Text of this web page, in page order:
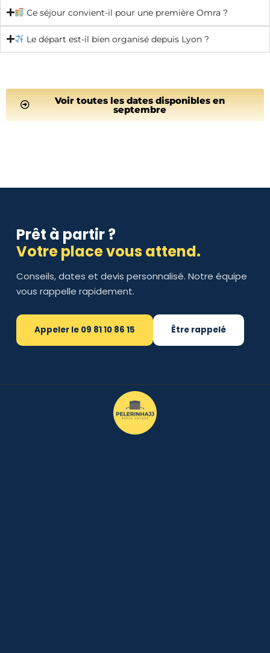
Ce séjour convient-il pour une première Omra ?
Le départ est-il bien organisé depuis Lyon ?
Voir toutes les dates disponibles en
septembre
Prêt à partir ?
Votre place vous attend.
Conseils, dates et devis personnalisé. Notre équipe
vous rappelle rapidement.
Appeler le 09 81 10 86 15 Être rappelé